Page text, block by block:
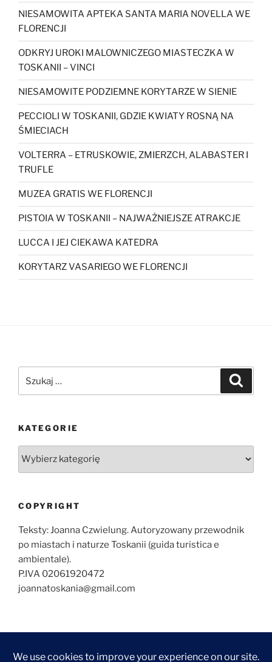
NIESAMOWITA APTEKA SANTA MARIA NOVELLA WE
FLORENCJI
ODKRYJ UROKI MALOWNICZEGO MIASTECZKA W
TOSKANII – VINCI
NIESAMOWITE PODZIEMNE KORYTARZE W SIENIE
PECCIOLI W TOSKANII, GDZIE KWIATY ROSNĄ NA
ŚMIECIACH
VOLTERRA – ETRUSKOWIE, ZMIERZCH, ALABASTER I
TRUFLE
MUZEA GRATIS WE FLORENCJI
PISTOIA W TOSKANII – NAJWAŻNIEJSZE ATRAKCJE
LUCCA I JEJ CIEKAWA KATEDRA
KORYTARZ VASARIEGO WE FLORENCJI
KATEGORIE
COPYRIGHT
Teksty: Joanna Czwielung. Autoryzowany przewodnik
po miastach i naturze Toskanii (guida turistica e
ambientale).
P.IVA 02061920472
joannatoskania@gmail.com